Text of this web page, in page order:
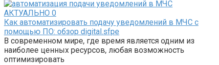
АКТУАЛЬНО 0
Как автоматизировать подачу уведомлений в МЧС с
помощью ПО: обзор digital.sfpe
В современном мире, где время является одним из
наиболее ценных ресурсов, любая возможность
оптимизировать